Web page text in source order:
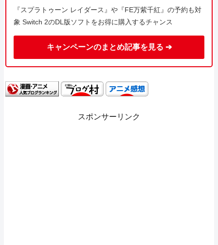
『スプラトゥーン レイダース』や『FE万紫千紅』の予約も対
象 Switch 2のDL版ソフトをお得に購入するチャンス
キャンペーンのまとめ記事を見る ➔
スポンサーリンク